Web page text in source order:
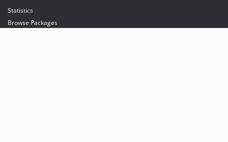
Statistics
Browse Packages